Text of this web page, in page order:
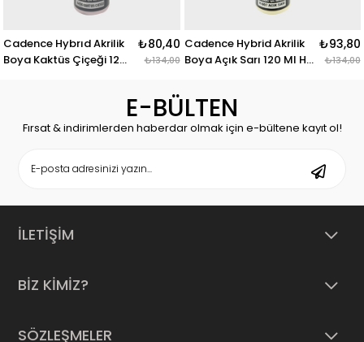
Cadence Hybrıd Akrilik
Boya Kaktüs Çiçeği 120
₺80,40
₺134,00
Cadence Hybrid Akrilik
Boya Açık Sarı 120 Ml H-
₺93,80
₺134,00
E-BÜLTEN
Fırsat & indirimlerden haberdar olmak için e-bültene kayıt ol!
İLETİŞİM
BİZ KİMİZ?
SÖZLEŞMELER